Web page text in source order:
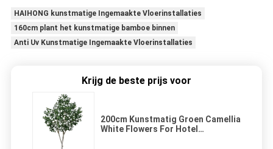
HAIHONG kunstmatige Ingemaakte Vloerinstallaties
160cm plant het kunstmatige bamboe binnen
Anti Uv Kunstmatige Ingemaakte Vloerinstallaties
Krijg de beste prijs voor
200cm Kunstmatig Groen Camellia
White Flowers For Hotel